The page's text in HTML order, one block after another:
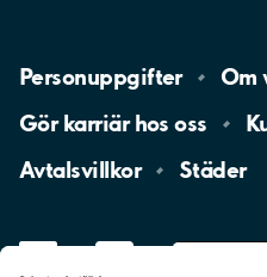
Personuppgifter Om
Gör karriär hososs
Avtalsvillkor
Städer